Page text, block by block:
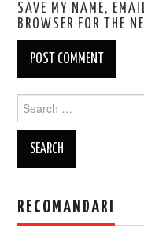
SAVE MY NAME,
BROWSER FOR THE
for:
RECOMANDARI